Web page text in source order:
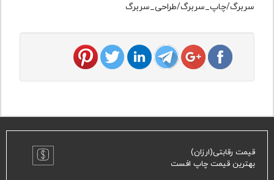
سربرگ/چاپ_سربرگ/طراحی_سربرگ
قیمت رقابتی(ارزان)
بهترین قیمت چاپ افست